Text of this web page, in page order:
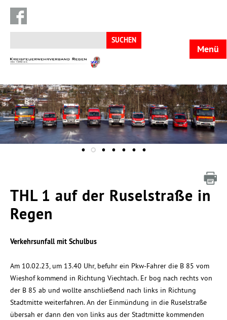
Suchen
nach:
KFV
Menü
THL 1 auf der Ruselstraße in
Regen
Verkehrsunfall mit Schulbus
Am 10.02.23, um 13.40 Uhr, befuhr ein Pkw-Fahrer die B 85 vom
Wieshof kommend in Richtung Viechtach. Er bog nach rechts von
der B 85 ab und wollte anschließend nach links in Richtung
Stadtmitte weiterfahren. An der Einmündung in die Ruselstraße
übersah er dann den von links aus der Stadtmitte kommenden